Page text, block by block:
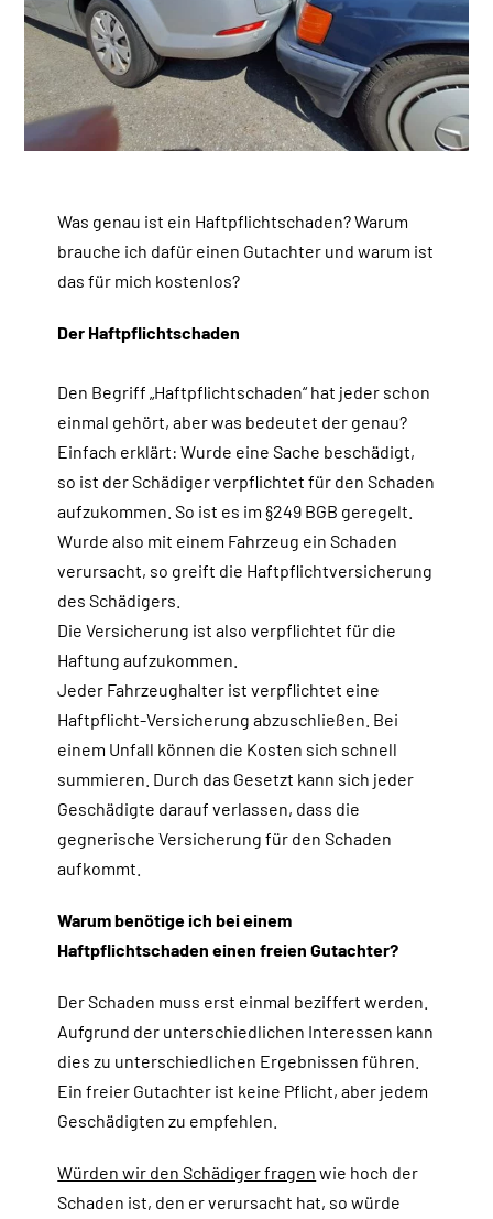
Kontakt
Vermittlung
BlogWas genau ist ein Haftpflichtschaden? Warum
brauche ich dafür einen Gutachter und warum ist
das für mich kostenlos?
Der Haftpflichtschaden
Den Begriff „Haftpflichtschaden“ hat jeder schon
einmal gehört, aber was bedeutet der genau?
Einfach erklärt: Wurde eine Sache beschädigt,
so ist der Schädiger verpflichtet für den Schaden
aufzukommen. So ist es im §249 BGB geregelt.
Wurde also mit einem Fahrzeug ein Schaden
verursacht, so greift die Haftpflichtversicherung
des Schädigers.
Die Versicherung ist also verpflichtet für die
Haftung aufzukommen.
Jeder Fahrzeughalter ist verpflichtet eine
Haftpflicht-Versicherung abzuschließen. Bei
einem Unfall können die Kosten sich schnell
summieren. Durch das Gesetzt kann sich jeder
Geschädigte darauf verlassen, dass die
gegnerische Versicherung für den Schaden
aufkommt.
Warum benötige ich bei einem
Haftpflichtschaden einen freien Gutachter?
Der Schaden muss erst einmal beziffert werden.
Aufgrund der unterschiedlichen Interessen kann
dies zu unterschiedlichen Ergebnissen führen.
Ein freier Gutachter ist keine Pflicht, aber jedem
Geschädigten zu empfehlen.
Würden wir den Schädiger fragen wie hoch der
Schaden ist, den er verursacht hat, so würde